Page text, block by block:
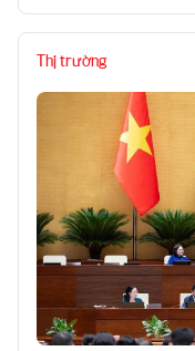
Thị trường